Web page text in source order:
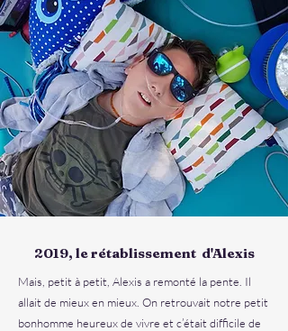
2019, le rétablissement d'Alexis
Mais, petit à petit, Alexis a remonté la pente. Il
allait de mieux en mieux. On retrouvait notre petit
bonhomme heureux de vivre et c’était difficile de